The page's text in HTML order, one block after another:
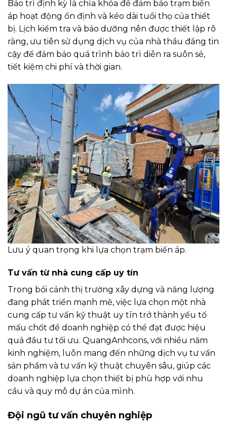
Bảo trì định kỳ là chìa khóa để đảm bảo trạm biến
áp hoạt động ổn định và kéo dài tuổi thọ của thiết
bị. Lịch kiểm tra và bảo dưỡng nên được thiết lập rõ
ràng, ưu tiên sử dụng dịch vụ của nhà thầu đáng tin
cậy để đảm bảo quá trình bảo trì diễn ra suôn sẻ,
tiết kiệm chi phí và thời gian.
Lưu ý quan trọng khi lựa chọn trạm biến áp.
Tư vấn từ nhà cung cấp uy tín
Trong bối cảnh thị trường xây dựng và năng lượng
đang phát triển mạnh mẽ, việc lựa chọn một nhà
cung cấp tư vấn kỹ thuật uy tín trở thành yếu tố
mấu chốt để doanh nghiệp có thể đạt được hiệu
quả đầu tư tối ưu. QuangAnhcons, với nhiều năm
kinh nghiệm, luôn mang đến những dịch vụ tư vấn
sản phẩm và tư vấn kỹ thuật chuyên sâu, giúp các
doanh nghiệp lựa chọn thiết bị phù hợp với nhu
cầu và quy mô dự án của mình.
Đội ngũ tư vấn chuyên nghiệp